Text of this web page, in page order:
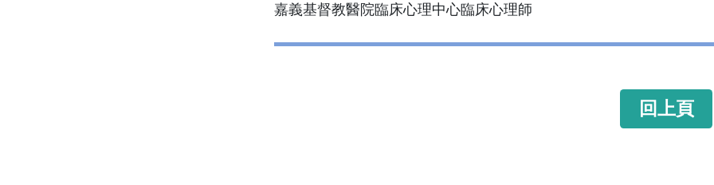
嘉義基督教醫院臨床心理中心臨床心理師
回上頁